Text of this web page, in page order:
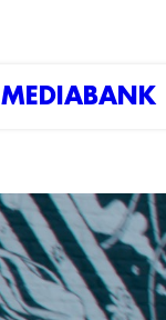
MEDIABANK